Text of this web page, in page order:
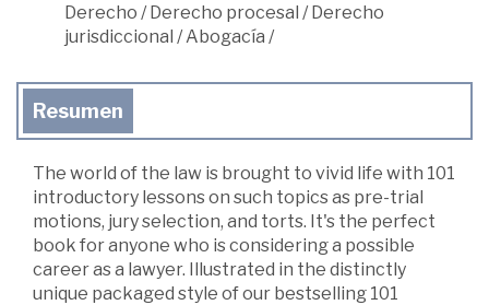
Derecho /Derecho procesal /Derecho
jurisdiccional /Abogacía /
Resumen
The world of the law is brought to vivid life with 101
introductory lessons on such topics as pre-trial
motions, jury selection, and torts. It's the perfect
book for anyone who is considering a possible
career as a lawyer. Illustrated in the distinctly
unique packaged style of our bestselling 101